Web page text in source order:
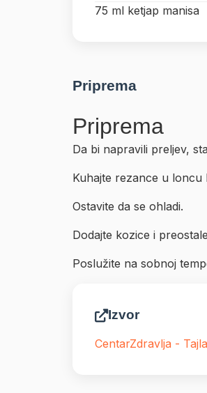
75 ml ketjap manisa
Priprema
Priprema
Da bi napravili preljev,
Kuhajte rezance u loncu
Ostavite da se ohladi.
Dodajte kozice i
Poslužite na sobnoj
Izvor
CentarZdravlja -